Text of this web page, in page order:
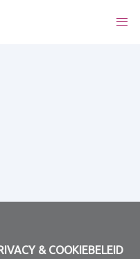
& COOKIEBELEID